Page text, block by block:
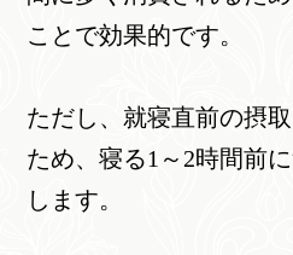
ことで効果的です。
ただし、就寝直前の摂
ため、寝る1～2時間前
します。